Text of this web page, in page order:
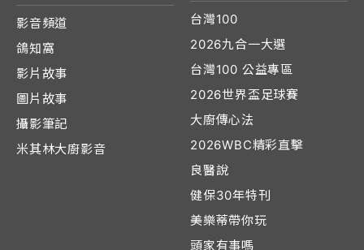
影音頻道
鴿知窩
影片故事
圖片故事
攝影筆記
米其林大廚影音
台灣100
2026九合一大選
台灣100 公益專區
2026世界盃足球賽
大廚傳心法
2026WBC精彩直擊
良醫說
健保30年特刊
美樂蒂帶你玩
頭家有事嗎